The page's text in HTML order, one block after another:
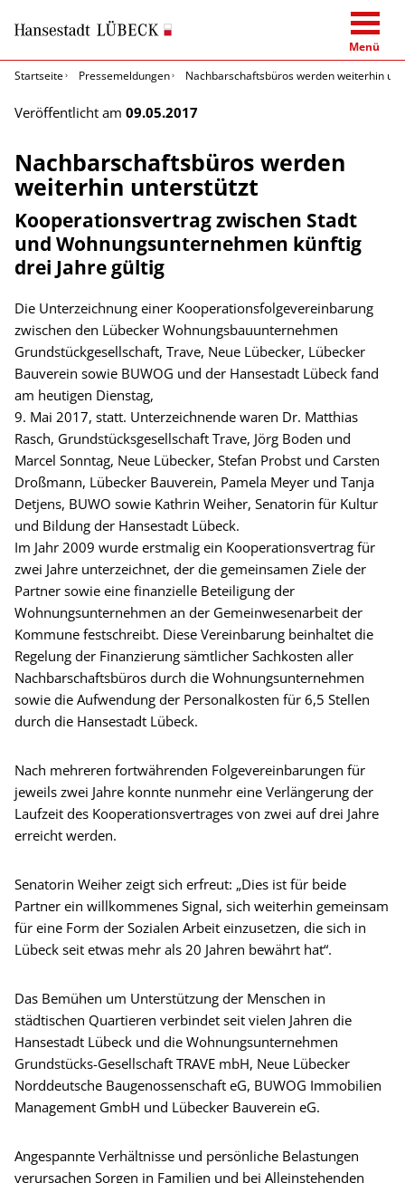
Menü
Startseite
Pressemeldungen Nachbarschaftsbüros werden weiterhin
Veröffentlicht am 09.05.2017
Nachbarschaftsbüros werden
weiterhin unterstützt
Kooperationsvertrag zwischen Stadt
und Wohnungsunternehmen künftig
drei Jahre gültig
Die Unterzeichnung einer Kooperationsfolgevereinbarung
zwischen den Lübecker Wohnungsbauunternehmen
Grundstückgesellschaft, Trave, Neue Lübecker, Lübecker
Bauverein sowie BUWOG und der Hansestadt Lübeck fand
am heutigen Dienstag,
9. Mai 2017, statt. Unterzeichnende waren Dr. Matthias
Rasch, Grundstücksgesellschaft Trave, Jörg Boden und
Marcel Sonntag, Neue Lübecker, Stefan Probst und Carsten
Droßmann, Lübecker Bauverein, Pamela Meyer und Tanja
Detjens, BUWO sowie Kathrin Weiher, Senatorin für Kultur
und Bildung der Hansestadt Lübeck.
Im Jahr 2009 wurde erstmalig ein Kooperationsvertrag für
zwei Jahre unterzeichnet, der die gemeinsamen Ziele der
Partner sowie eine finanzielle Beteiligung der
Wohnungsunternehmen an der Gemeinwesenarbeit der
Kommune festschreibt. Diese Vereinbarung beinhaltet die
Regelung der Finanzierung sämtlicher Sachkosten aller
Nachbarschaftsbüros durch die Wohnungsunternehmen
sowie die Aufwendung der Personalkosten für 6,5 Stellen
durch die Hansestadt Lübeck.
Nach mehreren fortwährenden Folgevereinbarungen für
jeweils zwei Jahre konnte nunmehr eine Verlängerung der
Laufzeit des Kooperationsvertrages von zwei auf drei Jahre
erreicht werden.
Senatorin Weiher zeigt sich erfreut: „Dies ist für beide
Partner ein willkommenes Signal, sich weiterhin gemeinsam
für eine Form der Sozialen Arbeit einzusetzen, die sich in
Lübeck seit etwas mehr als 20 Jahren bewährt hat“.
Das Bemühen um Unterstützung der Menschen in
städtischen Quartieren verbindet seit vielen Jahren die
Hansestadt Lübeck und die Wohnungsunternehmen
Grundstücks-Gesellschaft TRAVE mbH, Neue Lübecker
Norddeutsche Baugenossenschaft eG, BUWOG Immobilien
Management GmbH und Lübecker Bauverein eG.
Angespannte Verhältnisse und persönliche Belastungen
verursachen Sorgen in Familien und bei Alleinstehenden